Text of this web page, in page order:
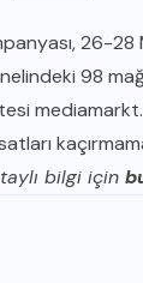
26-
98
bilgi için